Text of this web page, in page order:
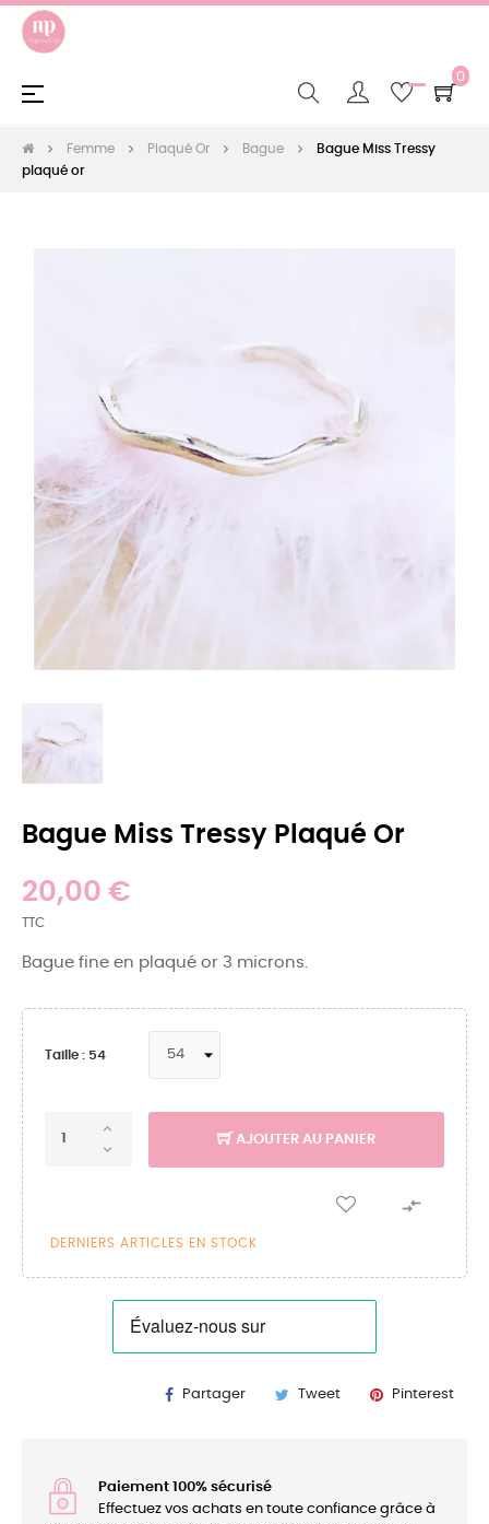
0
Basculer
☰
Femme Plaqué Or Bague
Bague Miss Tressy
plaqué or
Bague Miss Tressy Plaqué Or
20,00 €
TTC
Bague fine en plaqué or 3 microns.
Taille : 54
AJOUTER AU PANIER

DERNIERS ARTICLES EN STOCK
Partager Tweet Pinterest
Paiement 100% sécurisé
Effectuez vos achats en toute confiance grâce à